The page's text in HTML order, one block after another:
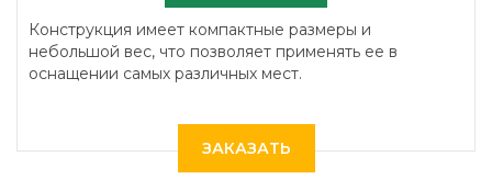
Конструкция имеет компактные размеры и
небольшой вес, что позволяет применять ее в
оснащении самых различных мест.
ЗАКАЗАТЬ